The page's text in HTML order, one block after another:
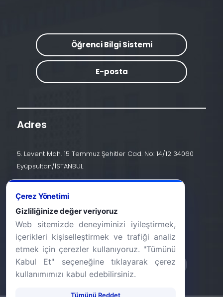
Öğrenci Bilgi Sistemi
E-posta
Adres
5. Levent Mah. 15 Temmuz Şehitler Cad. No: 14/12 34060
Eyüpsultan/İSTANBUL
İletişim
+90 (212) 924 24 44
info@halic.edu.tr
Çerez Yönetimi
Gizliliğinize değer veriyoruz
Web sitemizde deneyiminizi iyileştirmek,
içerikleri kişiselleştirmek ve trafiği analiz
etmek için çerezler kullanıyoruz. "Tümünü
Kabul Et" seçeneğine tıklayarak çerez
kullanımımızı kabul edebilirsiniz.
Tümünü Reddet